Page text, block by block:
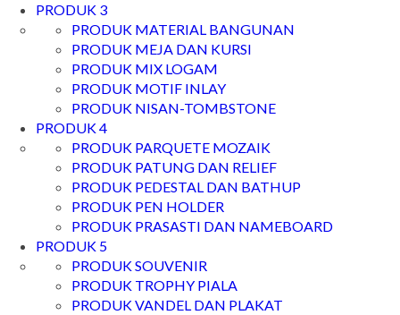
PRODUK 3
PRODUK MATERIAL BANGUNAN
PRODUK MEJA DAN KURSI
PRODUK MIX LOGAM
PRODUK MOTIF INLAY
PRODUK NISAN-TOMBSTONE
PRODUK 4
PRODUK PARQUETE MOZAIK
PRODUK PATUNG DAN RELIEF
PRODUK PEDESTAL DAN BATHUP
PRODUK PEN HOLDER
PRODUK PRASASTI DAN NAMEBOARD
PRODUK 5
PRODUK SOUVENIR
PRODUK TROPHY PIALA
PRODUK VANDEL DAN PLAKAT